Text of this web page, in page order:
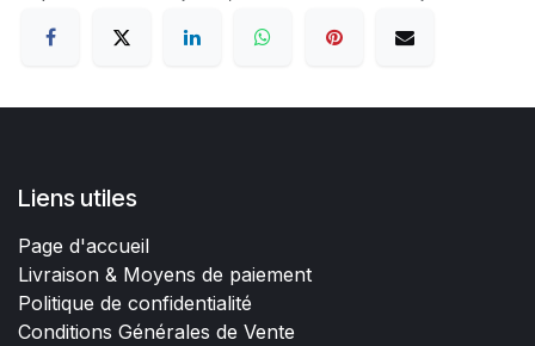
Liens utiles
Page d'accueil
Livraison & Moyens de paiement
Politique de confidentialité
Conditions Générales de Vente